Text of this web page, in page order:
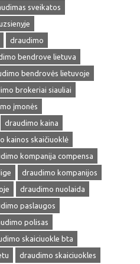
sveikatos
draudimo
bendrove lietuva
bendrovės lietuvoje
brokeriai siauliai
įmonės
draudimo kaina
kainos skaičiuoklė
kompanija compensa
draudimo kompanijos
draudimo nuolaida
paslaugos
polisas
skaiciuokle bta
draudimo skaiciuokles